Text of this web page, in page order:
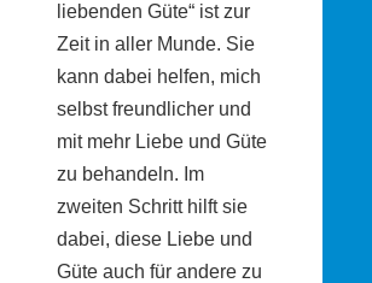
liebenden Güte“ ist zur
Zeit in aller Munde. Sie
kann dabei helfen, mich
selbst freundlicher und
mit mehr Liebe und Güte
zu behandeln. Im
zweiten Schritt hilft sie
dabei, diese Liebe und
Güte auch für andere zu